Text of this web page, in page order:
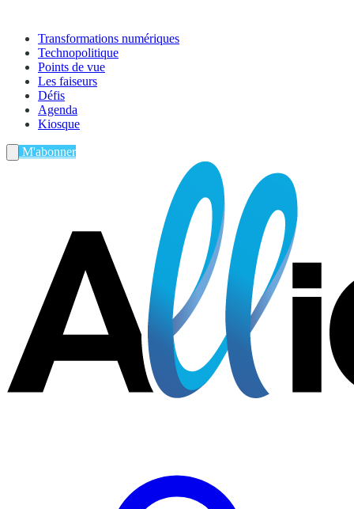
Transformations numériques
Technopolitique
Points de vue
Les faiseurs
Défis
Agenda
Kiosque
M'abonner